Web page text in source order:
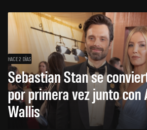
HACE 2 DÍAS
Sebastian Stan se
por primera vez junto con
Wallis